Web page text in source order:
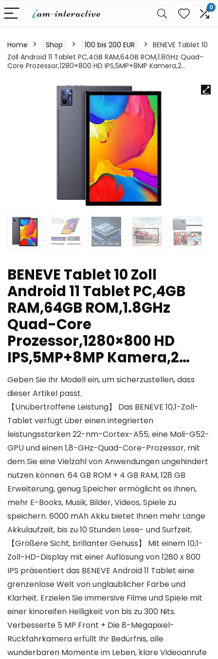
0
Home Shop 100 bis 200 EUR
BENEVE Tablet 10
Zoll Android 11 Tablet PC,4GB RAM,64GB ROM,1.8GHz Quad-
Core Prozessor,1280×800 HD IPS,5MP+8MP Kamera,2…
BENEVE Tablet 10 Zoll
Android 11 Tablet PC,4GB
RAM,64GB ROM,1.8GHz
Quad-Core
Prozessor,1280×800 HD
IPS,5MP+8MP Kamera,2…
Geben Sie Ihr Modell ein, um sicherzustellen, dass
dieser Artikel passt.
【Unübertroffene Leistung】 Das BENEVE 10,1-Zoll-
Tablet verfügt über einen integrierten
leistungsstarken 22-nm-Cortex-A55, eine Mali-G52-
GPU und einen 1,8-GHz-Quad-Core-Prozessor, mit
dem Sie eine Vielzahl von Anwendungen ungehindert
nutzen können. 64 GB ROM + 4 GB RAM, 128 GB
Erweiterung, genug Speicher ermöglicht es Ihnen,
mehr E-Books, Musik, Bilder, Videos, Spiele zu
speichern. 6000 mAh Akku bietet Ihnen mehr Lange
Akkulaufzeit, bis zu 10 Stunden Lese- und Surfzeit.
【Größere Sicht, brillanter Genuss】 Mit einem 10,1-
Zoll-HD-Display mit einer Auflösung von 1280 x 800
IPS präsentiert das BENEVE Android 11 Tablet eine
grenzenlose Welt von unglaublicher Farbe und
Klarheit. Erzielen Sie immersive Filme und Spiele mit
einer kinoreifen Helligkeit von bis zu 300 Nits.
Verbesserte 5 MP Front + Die 8-Megapixel-
Rückfahrkamera erfüllt Ihr Bedürfnis, alle
wunderbaren Momente im Leben, klare Videoanrufe